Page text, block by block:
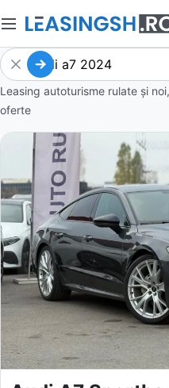
Leasing autoturisme rulate și
oferte